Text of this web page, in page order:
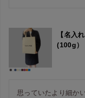
【名入
(100g
思っていたより細か